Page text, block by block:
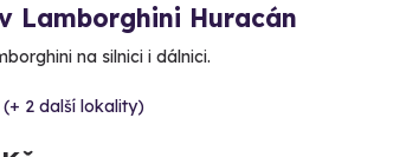
Lamborghini Huracán
na silnici i dálnici.
2 další lokality)